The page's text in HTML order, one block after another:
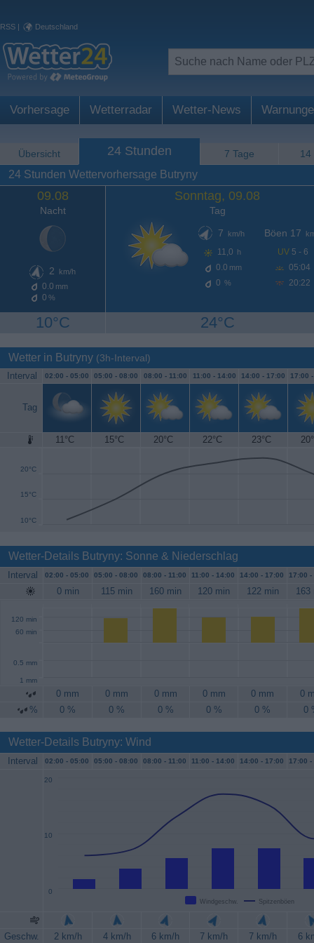
RSS | Deutschland
Vorhersage Wetterradar Wetter-News
Übersicht 24 Stunden 7 Tage 14
24 Stunden Wettervorhersage Butryny
09.08
Nacht
2 km/h
0.0 mm
0 %
10°C
Sonntag, 09.08
Tag
7
km/h
11,0 h
0.0 mm
0 %
Böen 17
UV 5 - 6
05:04
20:22
24°C
Wetter in Butryny (3h-Interval)
Interval 02:00 - 05:00 05:00 - 08:00 08:00 - 11:00 11:00 - 14:00 14:00 - 17:00 17:00
Tag
11°C 15°C 20°C 22°C 23°C
10°C
15°C
20°C
25°C
Wetter-Details Butryny: Sonne & Niederschlag
Interval 02:00 - 05:00 05:00 - 08:00 08:00 - 11:00 11:00 - 14:00 14:00 - 17:00 17:00 -
0 min 115 min 160 min 120 min 122 min 163
60 min
120 min
0.5 mm
1 mm
0 mm 0 mm 0 mm 0 mm 0 mm
0
%
0 % 0 % 0 % 0 % 0 % 0
Wetter-Details Butryny: Wind
Interval 02:00 - 05:00 05:00 - 08:00 08:00 - 11:00 11:00 - 14:00 14:00 - 17:00 17:00 -
Windgeschw. Spitzenböen
0
10
20
Geschw. 2 km/h 4 km/h 6 km/h 7 km/h 7 km/h
6